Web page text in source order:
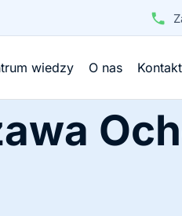
wiedzy O nas Kontakt